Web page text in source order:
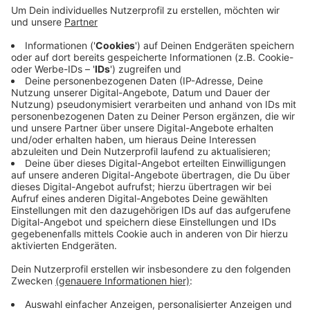
Die Staatsanwaltschaft legt dem Angeklagten zur
Last, insgesamt mehr als 1.000 Bilder und 90 Videos
mit kinderpornografischem Inhalt sowie 54 Bilder mit
jugendpornografischem Inhalt auf dem Handy gehabt
zu haben. Laut Staatsanwaltschaft zeigen diese
schweren sexuellen Missbrauch.
Anzeige
Anzeige